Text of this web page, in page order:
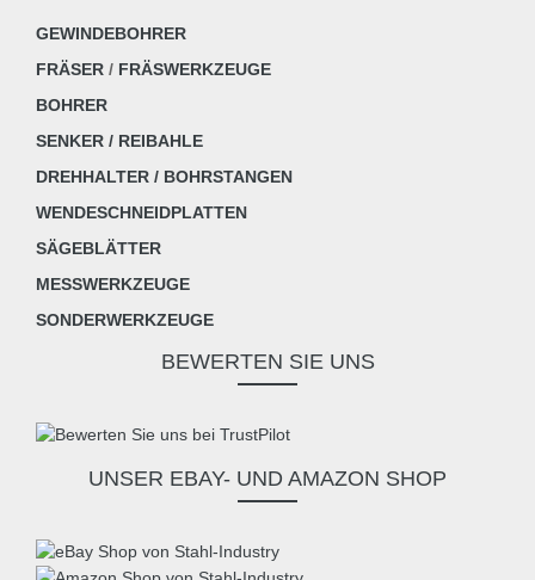
GEWINDEBOHRER
FRÄSER / FRÄSWERKZEUGE
BOHRER
SENKER / REIBAHLE
DREHHALTER / BOHRSTANGEN
WENDESCHNEIDPLATTEN
SÄGEBLÄTTER
MESSWERKZEUGE
SONDERWERKZEUGE
BEWERTEN SIE UNS
UNSER EBAY- UND AMAZON SHOP